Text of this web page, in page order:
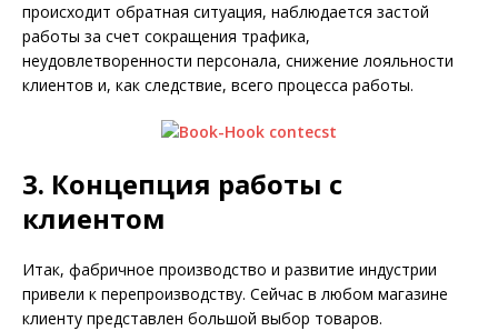
происходит обратная ситуация, наблюдается застой
работы за счет сокращения трафика,
неудовлетворенности персонала, снижение лояльности
клиентов и, как следствие, всего процесса работы.
3. Концепция работы с
клиентом
Итак, фабричное производство и развитие индустрии
привели к перепроизводству. Сейчас в любом магазине
клиенту представлен большой выбор товаров.